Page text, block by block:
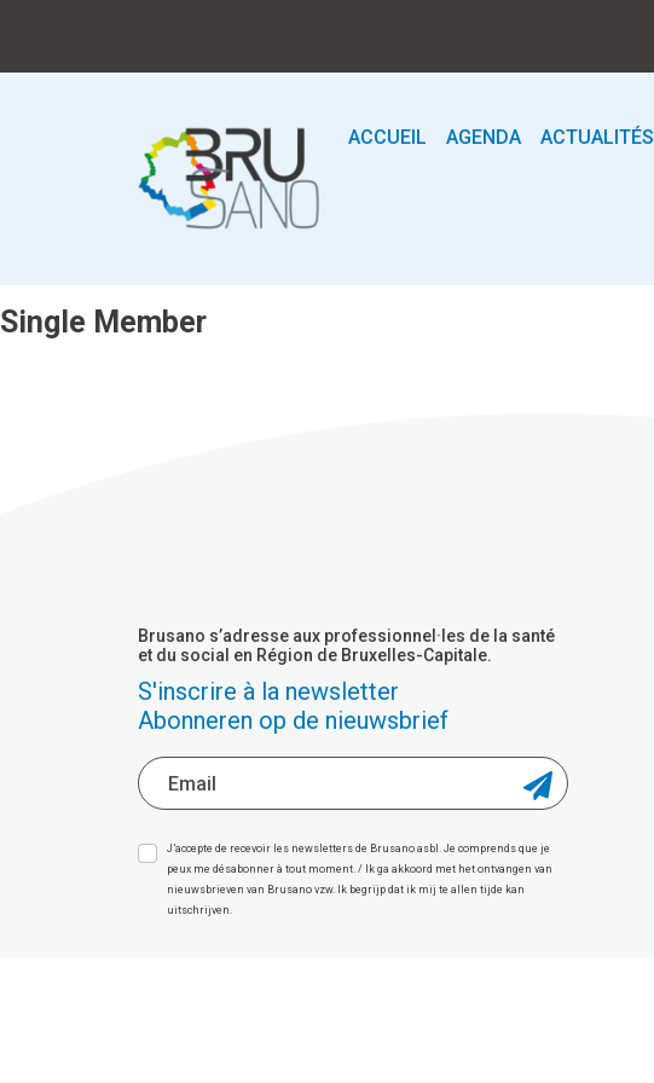
ACCUEIL AGENDA ACTUALITÉS
Single Member
Brusano s’adresse aux professionnel·les de la santé
et du social en Région de Bruxelles-Capitale.
S'inscrire à la newsletter
Abonneren op de nieuwsbrief
J’accepte de recevoir les newsletters de Brusano asbl. Je comprends que je
peux me désabonner à tout moment. / Ik ga akkoord met het ontvangen van
nieuwsbrieven van Brusano vzw. Ik begrijp dat ik mij te allen tijde kan
uitschrijven.